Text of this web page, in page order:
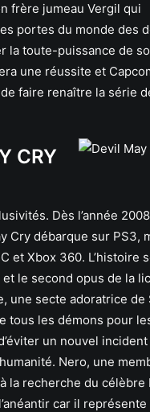
frère jumeau Vergil qui
portes du monde des
la toute-puissance de
une réussite et
faire renaître la série
CRY
Dès l’année
Cry débarque sur PS3,
et Xbox 360. L’histoire
le second opus de la
une secte adoratrice
tous les démons pour
un nouvel
Nero, une
la recherche du célèbre
car il représente